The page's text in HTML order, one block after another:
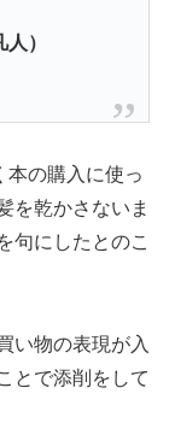
）
本の購入に使っ
を乾かさないま
句にしたとのこ
い物の表現が入
とで添削をして